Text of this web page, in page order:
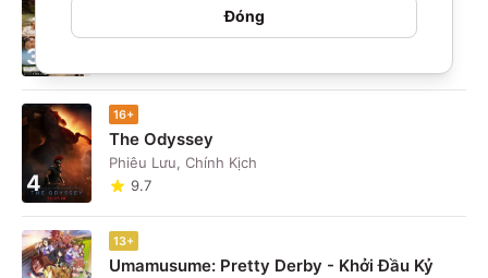
3
Thư Tình Gửi Ngoại
Hài, Chính Kịch
4
16+
The Odyssey
Phiêu Lưu, Chính Kịch
9.7
13+
Umamusume: Pretty Derby - Khởi Đầu Kỷ
Đóng